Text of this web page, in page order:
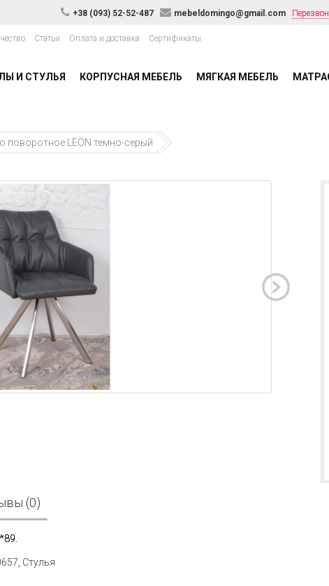
+38 (093) 52-52-487 mebeldomingo@gmail.com
Статьи Оплата и доставка Сертификаты
И СТУЛЬЯ КОРПУСНАЯ МЕБЕЛЬ МЯГКАЯ МЕБЕЛЬ
поворотное LEON темно-серый
(0)
Стулья